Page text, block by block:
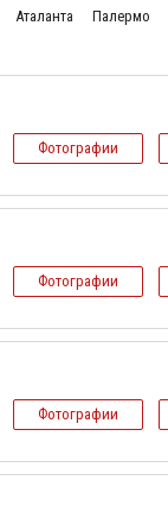
Аталанта Палермо
Фотографии
Фотографии
Фотографии